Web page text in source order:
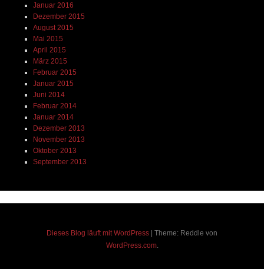
Januar 2016
Dezember 2015
August 2015
Mai 2015
April 2015
März 2015
Februar 2015
Januar 2015
Juni 2014
Februar 2014
Januar 2014
Dezember 2013
November 2013
Oktober 2013
September 2013
Dieses Blog läuft mit WordPress
Theme: Reddle von
WordPress.com.